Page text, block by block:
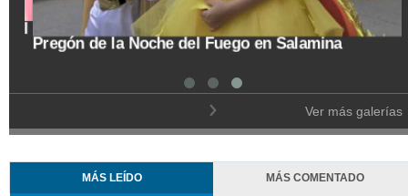
Pregón de la Noche del Fuego en Salamina
Ver más galerías
MÁS LEÍDO MÁS COMENTADO